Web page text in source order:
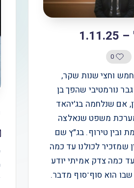
0
וחצי שנות שקר,
נורמטיבי שהפך בן
אם שנלחמה בג׳יהאד
משפט שנאלצה
ובין טירוף. בג״ץ שם
שמזכיר לכולנו עד כמה
כמה צדק אמיתי יודע
הוא סוף־סוף מדבר.